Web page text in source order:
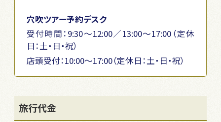
穴吹ツアー予約デスク
受付時間：9:30～12:00／13:00～17:00（定休
日：土・日・祝）
店頭受付：10:00〜17:00（定休日：土・日・祝）
旅行代金